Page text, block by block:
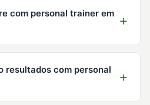
com personal trainer em
resultados com personal